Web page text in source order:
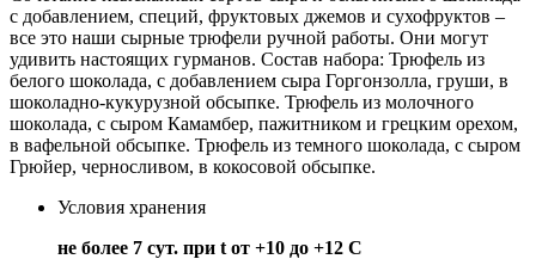
с добавлением, специй, фруктовых джемов и сухофруктов –
все это наши сырные трюфели ручной работы. Они могут
удивить настоящих гурманов. Состав набора: Трюфель из
белого шоколада, с добавлением сыра Горгонзолла, груши, в
шоколадно-кукурузной обсыпке. Трюфель из молочного
шоколада, с сыром Камамбер, пажитником и грецким орехом,
в вафельной обсыпке. Трюфель из темного шоколада, с сыром
Грюйер, черносливом, в кокосовой обсыпке.
Условия хранения
не более 7 сут. при t от +10 до +12 С